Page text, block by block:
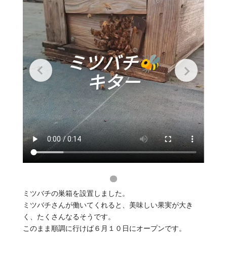
ミツバチの巣箱を設置しました。
ミツバチさんが働いてくれると、美味しい果実が大き
く、たくさんなるそうです。
このまま順調に行けば６月１０日にオープンです。